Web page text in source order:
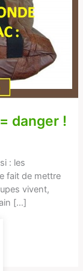
danger !
: les
fait de mettre
vivent,
[…]